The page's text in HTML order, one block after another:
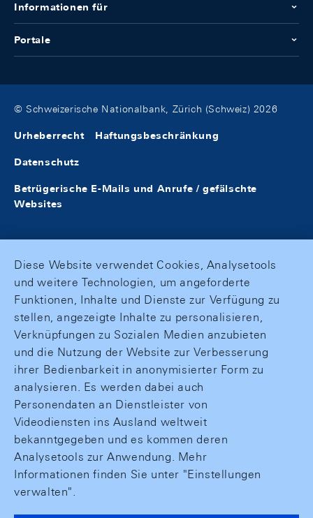
Informationen für
Portale
© Schweizerische Nationalbank, Zürich (Schweiz) 2026
Urheberrecht Haftungsbeschränkung
Datenschutz
Betrügerische E-Mails und Anrufe / gefälschte
Websites
Diese Website verwendet Cookies, Analysetools
und weitere Technologien, um angeforderte
Funktionen, Inhalte und Dienste zur Verfügung zu
stellen, angezeigte Inhalte zu personalisieren,
Verknüpfungen zu Sozialen Medien anzubieten
und die Nutzung der Website zur Verbesserung
ihrer Bedienbarkeit in anonymisierter Form zu
analysieren. Es werden dabei auch
Personendaten an Dienstleister von
Videodiensten ins Ausland weltweit
bekanntgegeben und es kommen deren
Analysetools zur Anwendung. Mehr
Informationen finden Sie unter "Einstellungen
verwalten".